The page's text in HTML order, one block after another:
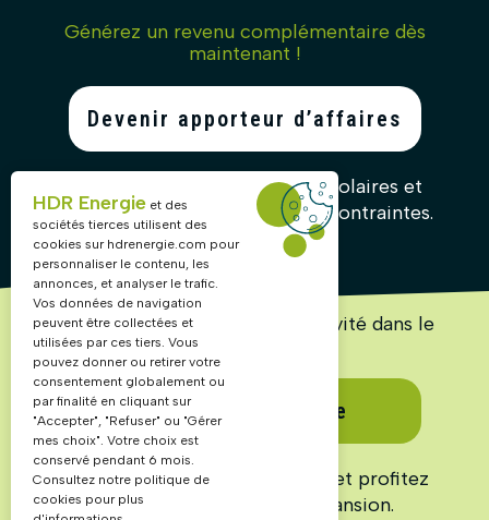
Générez un revenu complémentaire dès
maintenant !
Devenir apporteur d’affaires
Recommandez nos solutions solaires et
gagnez des commissions sans contraintes.
Lancez ou accélérez votre activité dans le
Devenir partenaire
Rejoignez un réseau structuré et profitez
d’un marché en pleine expansion.
HDR Energie et des
sociétés tierces utilisent des
cookies sur hdrenergie.com pour
personnaliser le contenu, les
annonces, et analyser le trafic.
Vos données de navigation
peuvent être collectées et
utilisées par ces tiers. Vous
pouvez donner ou retirer votre
consentement globalement ou
par finalité en cliquant sur
"Accepter", "Refuser" ou "Gérer
mes choix". Votre choix est
conservé pendant 6 mois.
Consultez notre politique de
cookies pour plus